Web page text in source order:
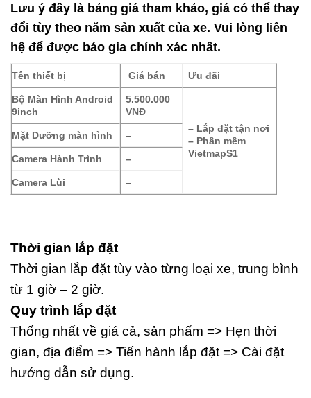
Lưu ý đây là bảng giá tham khảo, giá có thể thay
đổi tùy theo năm sản xuất của xe. Vui lòng liên
hệ để được báo gia chính xác nhất.
Tên thiết bị Giá bán Ưu đãi
Bộ Màn Hình Android
9inch
5.500.000
VNĐ
– Lắp đặt tận nơi
– Phần mềm
VietmapS1
Mặt Dưỡng màn hình –
Camera Hành Trình –
Camera Lùi –
Thời gian lắp đặt
Thời gian lắp đặt tùy vào từng loại xe, trung bình
từ 1 giờ – 2 giờ.
Quy trình lắp đặt
Thống nhất về giá cả, sản phẩm => Hẹn thời
gian, địa điểm => Tiến hành lắp đặt => Cài đặt
hướng dẫn sử dụng.